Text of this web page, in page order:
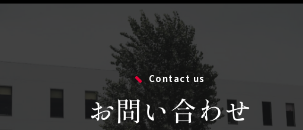
Contact us
お問い合わせ